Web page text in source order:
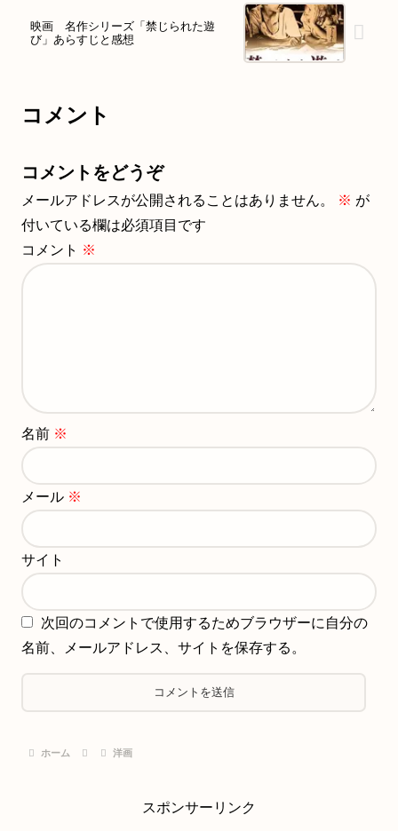
映画 名作シリーズ「禁じられた遊
び」あらすじと感想
コメント
コメントをどうぞ
メールアドレスが公開されることはありません。 ※ が
付いている欄は必須項目です
コメント ※
名前 ※
メール ※
サイト
次回のコメントで使用するためブラウザーに自分の
名前、メールアドレス、サイトを保存する。
ホーム 洋画
スポンサーリンク